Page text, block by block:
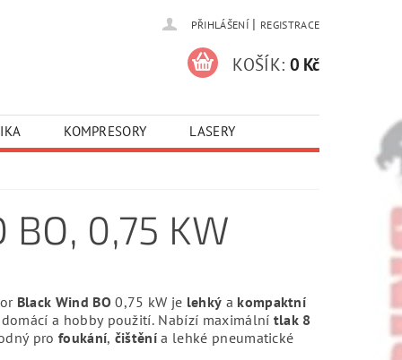
PŘIHLÁŠENÍ | REGISTRACE
KOŠÍK: 0 Kč
KOMPRESORY
LASERY
BO, 0,75 KW
Black Wind BO 0,75 kW je lehký a kompaktní
a hobby použití. Nabízí maximální tlak 8
pro foukání, čištění a lehké pneumatické